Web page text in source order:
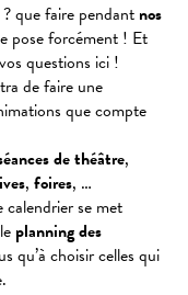
? que faire pendant nos
pose forcément ! Et
questions ici !
de faire une
que compte
dethéâtre,
, foires, …
calendrier se met
planning des
qu’à choisir celles qui